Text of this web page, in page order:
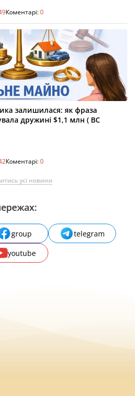
Коментарі:0
залишилася: як фраза
дружині $1,1 млн ( ВС
Коментарі:0
усі новини
group
telegram
youtube